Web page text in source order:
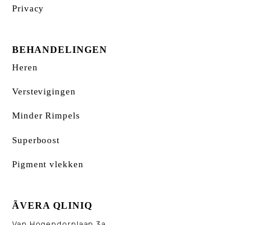
Privacy
BEHANDELINGEN
Heren
Verstevigingen
Minder Rimpels
Superboost
Pigment vlekken
ÃVERA QLINIQ